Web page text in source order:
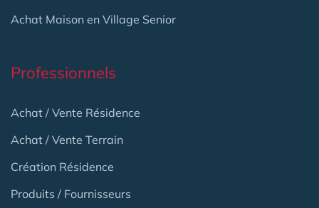
Achat Maison en Village Senior
Professionnels
Achat / Vente Résidence
Achat / Vente Terrain
Création Résidence
Produits / Fournisseurs